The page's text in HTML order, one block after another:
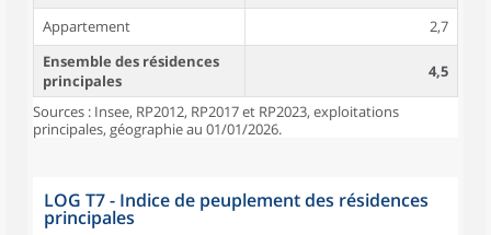
Appartement
2,7
Ensemble des résidences
principales
4,5
Sources : Insee, RP2012, RP2017 et RP2023, exploitations
principales, géographie au 01/01/2026.
LOG T7 - Indice de peuplement des résidences
principales